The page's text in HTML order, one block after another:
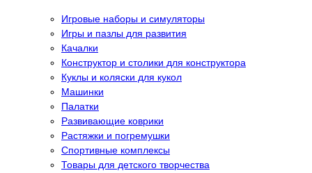
Игровые наборы и симуляторы
Игры и пазлы для развития
Качалки
Конструктор и столики для конструктора
Куклы и коляски для кукол
Машинки
Палатки
Развивающие коврики
Растяжки и погремушки
Спортивные комплексы
Товары для детского творчества